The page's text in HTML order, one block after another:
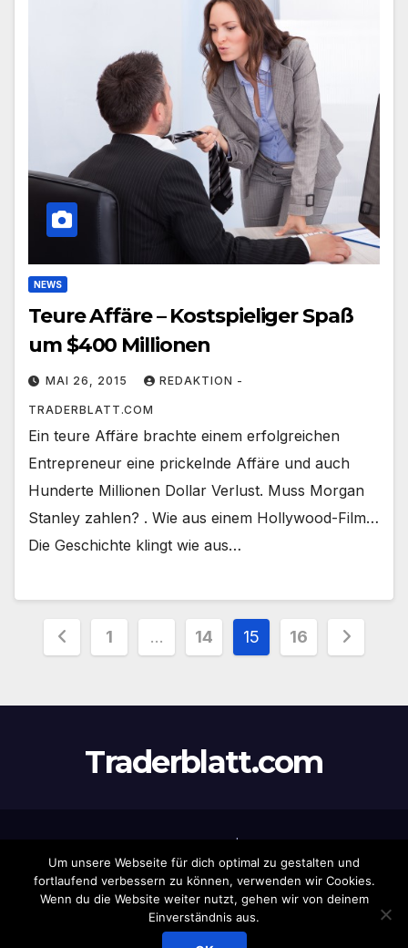
NEWS
Teure Affäre – Kostspieliger Spaß
um $400 Millionen
MAI 26, 2015 REDAKTION -
TRADERBLATT.COM
Ein teure Affäre brachte einem erfolgreichen
Entrepreneur eine prickelnde Affäre und auch
Hunderte Millionen Dollar Verlust. Muss Morgan
Stanley zahlen? . Wie aus einem Hollywood-Film…
Die Geschichte klingt wie aus…
Seitennummerierung
Beiträge
1 … 14 15 16
Traderblatt.com
Stolz präsentiert von WordPress|Theme:Newsupvon
Themeansar
EintragHaftungsausschluss
Um unsere Webseite für dich optimal zu gestalten und
fortlaufend verbessern zu können, verwenden wir Cookies.
Wenn du die Website weiter nutzt, gehen wir von deinem
Einverständnis aus.